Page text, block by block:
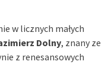
w licznych małych
Dolny, znany ze
z renesansowych